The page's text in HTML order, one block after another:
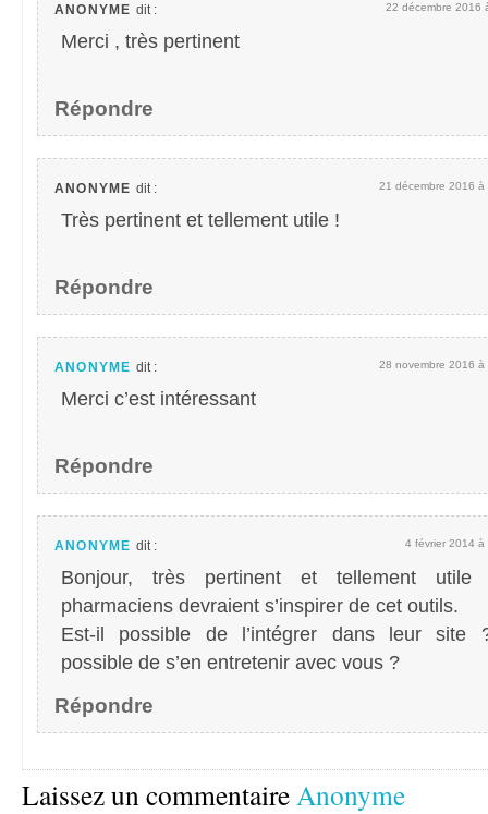
ANONYME dit : 22 décembre 2016
Merci , très pertinent
Répondre
ANONYME dit : 21 décembre 2016 à
Très pertinent et tellement utile !
Répondre
ANONYME dit : 28 novembre 2016 à
Merci c’est intéressant
Répondre
ANONYME dit : 4 février 2014 à
Bonjour, très pertinent et tellement
pharmaciens devraient s’inspirer de cet outils.
Est-il possible de l’intégrer dans leur site
possible de s’en entretenir avec vous ?
Répondre
Laissez un commentaireAnonyme